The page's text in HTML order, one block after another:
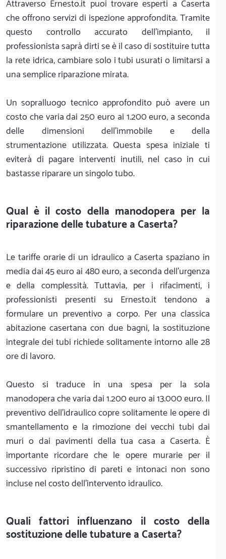
Attraverso Ernesto.it puoi trovare esperti a Caserta
che offrono servizi di ispezione approfondita. Tramite
questo controllo accurato dell'impianto, il
professionista saprà dirti se è il caso di sostituire tutta
la rete idrica, cambiare solo i tubi usurati o limitarsi a
una semplice riparazione mirata.
Un sopralluogo tecnico approfondito può avere un
costo che varia dai 250 euro ai 1.200 euro, a seconda
delle dimensioni dell'immobile e della
strumentazione utilizzata. Questa spesa iniziale ti
eviterà di pagare interventi inutili, nel caso in cui
bastasse riparare un singolo tubo.
Qual è il costo della manodopera per la
riparazione delle tubature a Caserta?
Le tariffe orarie di un idraulico a Caserta spaziano in
media dai 45 euro ai 480 euro, a seconda dell'urgenza
e della complessità. Tuttavia, per i rifacimenti, i
professionisti presenti su Ernesto.it tendono a
formulare un preventivo a corpo. Per una classica
abitazione casertana con due bagni, la sostituzione
integrale dei tubi richiede solitamente intorno alle 28
ore di lavoro.
Questo si traduce in una spesa per la sola
manodopera che varia dai 1.200 euro ai 13.000 euro. Il
preventivo dell'idraulico copre solitamente le opere di
smantellamento e la rimozione dei vecchi tubi dai
muri o dai pavimenti della tua casa a Caserta. È
importante ricordare che le opere murarie per il
successivo ripristino di pareti e intonaci non sono
incluse nel costo dell'intervento idraulico.
Quali fattori influenzano il costo della
sostituzione delle tubature a Caserta?